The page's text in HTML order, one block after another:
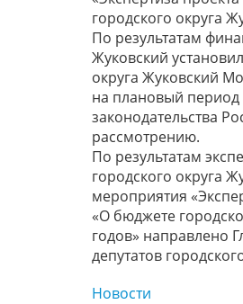
городского округа
По результатам
Жуковский
округа Жуковский
на плановый период
законодательства
рассмотрению.
По результатам
городского округа
мероприятия
«О бюджете
годов» направлено
депутатов
Новости